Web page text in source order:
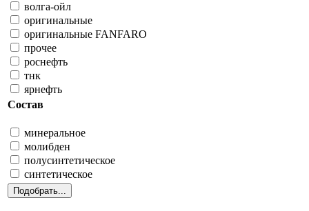
волга-ойл
оригинальные
оригинальные FANFARO
прочее
роснефть
тнк
ярнефть
Состав
минеральное
молибден
полусинтетическое
синтетическое